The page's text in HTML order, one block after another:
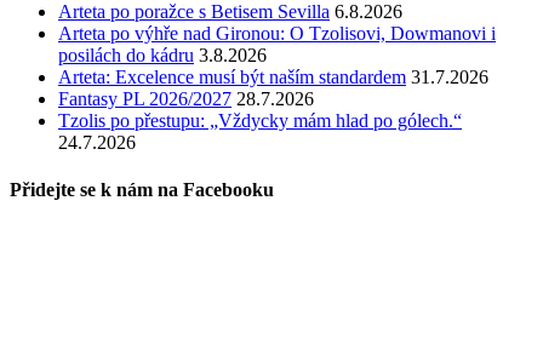
Arteta po poražce s Betisem Sevilla 6.8.2026
Arteta po výhře nad Gironou: O Tzolisovi, Dowmanovi i
posilách do kádru 3.8.2026
Arteta: Excelence musí být naším standardem 31.7.2026
Fantasy PL 2026/2027 28.7.2026
Tzolis po přestupu: „Vždycky mám hlad po gólech.“
24.7.2026
Přidejte se k nám na Facebooku